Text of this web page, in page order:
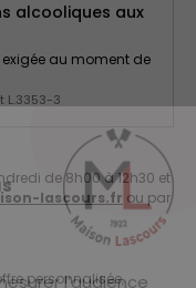
alcooliques aux
au moment de
L.3353-3
de 8h00 à 12h30 et
lascours.fr ou par
personnalisée,
l’audience
.